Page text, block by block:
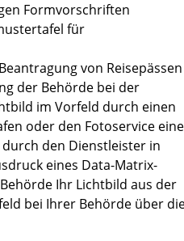
Formvorschriften
für
von Reisepässen
der Behörde bei der
im Vorfeld durch einen
oder den Fotoservice
den Dienstleister in
eines Data-Matrix-
Ihr Lichtbild aus der
bei Ihrer Behörde über